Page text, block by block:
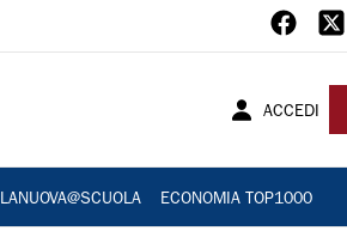
ACCEDI
LANUOVA@SCUOLA ECONOMIA TOP1000